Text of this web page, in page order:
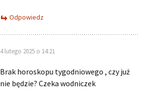
Odpowiedz
4 lutego 2025 o 14:21
Brak horoskopu tygodniowego , czy już
nie będzie? Czeka wodniczek